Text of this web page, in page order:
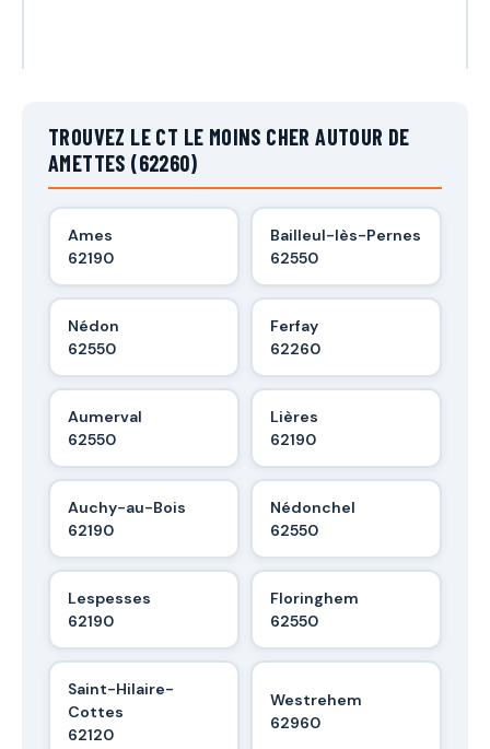
TROUVEZ LE CT LE MOINS CHER AUTOUR DE
AMETTES (62260)
Ames
62190
Bailleul-lès-Pernes
62550
Nédon
62550
Ferfay
62260
Aumerval
62550
Lières
62190
Auchy-au-Bois
62190
Nédonchel
62550
Lespesses
62190
Floringhem
62550
Saint-Hilaire-
Cottes
62120
Westrehem
62960